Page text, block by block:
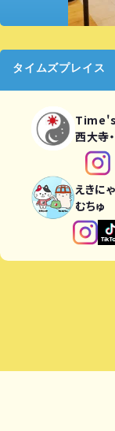
タイムズプレイス
西大寺
えきに
むちゅ